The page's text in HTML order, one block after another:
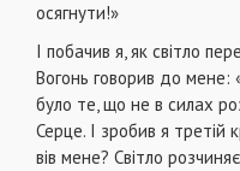
осягнути!»
І побачив я, як світло
Вогонь говорив до мене:
було те, що не в силах
Серце. І зробив я третій
вів мене? Світло